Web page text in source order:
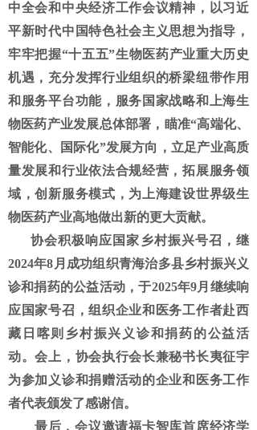
中全会和中央经济工作会议精神，以习近
平新时代中国特色社会主义思想为指导，
牢牢把握“十五五”生物医药产业重大历史
机遇，充分发挥行业组织的桥梁纽带作用
和服务平台功能，服务国家战略和上海生
物医药产业发展总体部署，瞄准“高端化、
智能化、国际化”发展方向，立足产业高质
量发展和行业依法合规经营，拓展服务领
域，创新服务模式，为上海建设世界级生
物医药产业高地做出新的更大贡献。
协会积极响应国家乡村振兴号召，继
2024年8月成功组织青海治多县乡村振兴义
诊和捐药的公益活动，于2025年9月继续响
应国家号召，组织企业和医务工作者赴西
藏日喀则乡村振兴义诊和捐药的公益活
动。会上，协会执行会长兼秘书长夷征宇
为参加义诊和捐赠活动的企业和医务工作
者代表颁发了感谢信。
最后，会议邀请福卡智库首席经济学